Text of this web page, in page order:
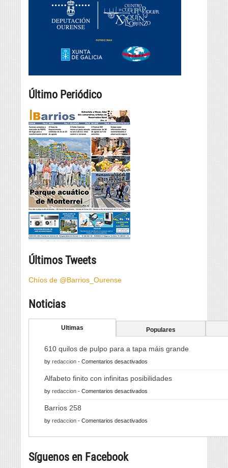
Último Periódico
Últimos Tweets
Chíos de @Barrios_Ourense
Noticias
Ultimas Populares
610 quilos de pulpo para a tapa máis grande
by redaccion - Comentarios desactivados
610
Alfabeto finito con infinitas posibilidades
by redaccion - Comentarios desactivados
Alfabeto
infinitas
Barrios 258
by redaccion - Comentarios desactivados
Síguenos en Facebook